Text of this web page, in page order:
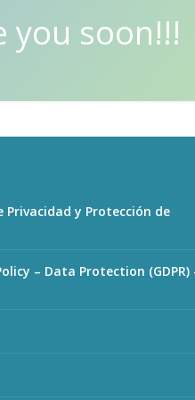
you soon!!!
Privacidad y Protección de
– Data Protection (GDPR)